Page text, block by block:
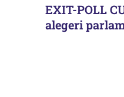
EXIT-POLL
alegeri